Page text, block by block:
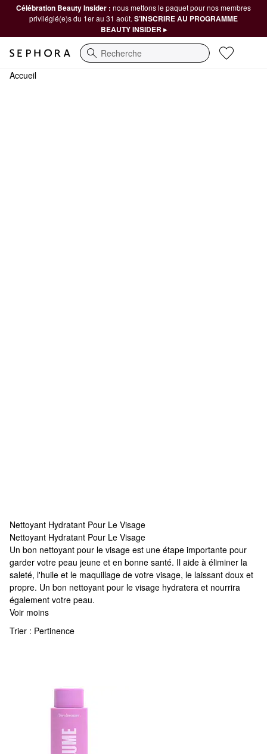
Célébration Beauty Insider : nous mettons le paquet pour nos membres
privilégié(e)s du 1er au 31 août. S’INSCRIRE AU PROGRAMME
BEAUTY INSIDER ▸
Recherche
Accueil
Nettoyant Hydratant Pour Le Visage
Nettoyant Hydratant Pour Le Visage
Nettoyant Hydratant Pour Le Visage
Un bon nettoyant pour le visage est une étape importante pour
garder votre peau jeune et en bonne santé. Il aide à éliminer la
saleté, l'huile et le maquillage de votre visage, le laissant doux et
propre. Un bon nettoyant pour le visage hydratera et nourrira
également votre peau.
Voir moins
Trier : Pertinence